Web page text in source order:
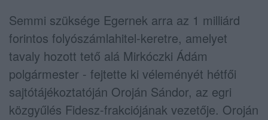
Semmi szüksége Egernek arra az 1 milliárd
forintos folyószámlahitel-keretre, amelyet
tavaly hozott tető alá Mirkóczki Ádám
polgármester - fejtette ki véleményét hétfői
sajtótájékoztatóján Oroján Sándor, az egri
közgyűlés Fidesz-frakciójának vezetője. Oroján